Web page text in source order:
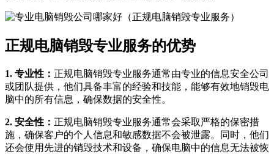
正规电脑销毁专业服务的优势
1. 专业性： 正规电脑销毁专业服务通常由专业的信息安全公司
或团队提供，他们具备丰富的经验和技能，能够有效地销毁电
脑中的所有信息，确保数据的安全性。
2. 安全性： 正规电脑销毁专业服务通常会采取严格的保密措
施，确保客户的个人信息和敏感数据不会被泄露。同时，他们
还会使用先进的销毁技术和设备，确保电脑中的信息无法被恢